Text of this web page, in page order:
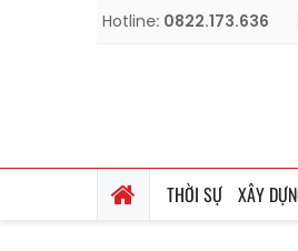
Hotline: 0822.173.636
THỜI SỰ XÂY